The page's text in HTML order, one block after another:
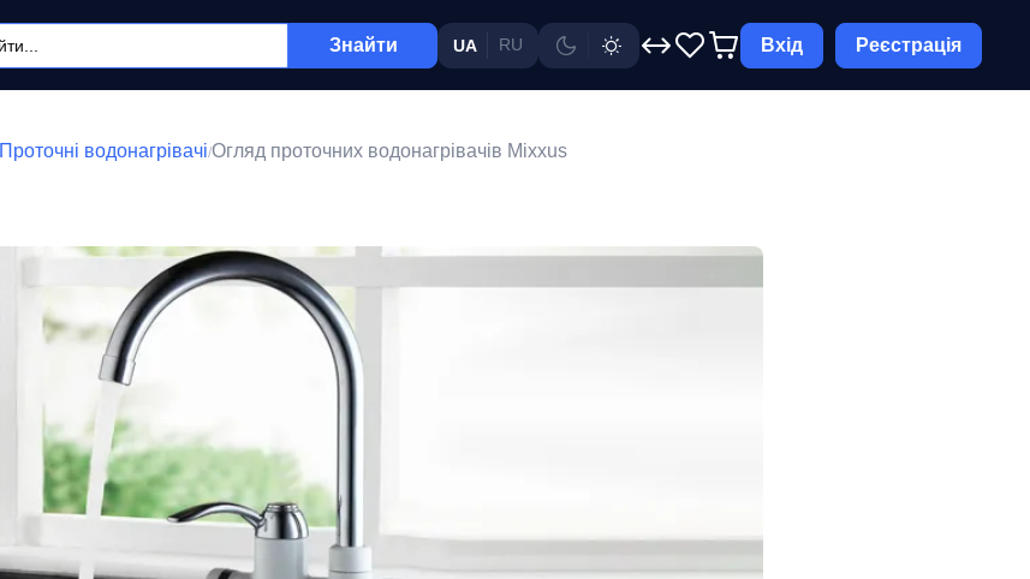
Знайти UA RU Вхід Реєстрація
Проточні водонагрівачі/Огляд проточних водонагрівачів Mixxus